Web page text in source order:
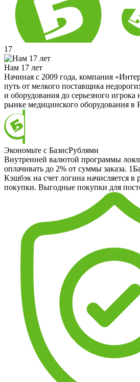
17
Нам 17 лет
Начиная с 2009 года, компания
путь от мелкого поставщика
и оборудования до серьезного
рынке медицинского оборудования в
Экономьте с БазисРублями
Внутренней валютой программы
оплачивать до 2% от суммы заказа.
Кэшбэк на счет логина начисляется в
покупки. Выгодные покупки для